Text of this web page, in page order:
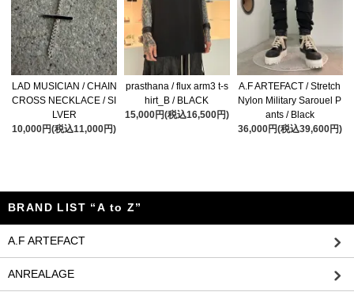
LAD MUSICIAN / CHAIN
CROSS NECKLACE / SI
LVER
10,000円(税込11,000円)
prasthana / flux arm3 t-s
hirt_B / BLACK
15,000円(税込16,500円)
A.F ARTEFACT / Stretch
Nylon Military Sarouel P
ants / Black
36,000円(税込39,600円)
BRAND LIST “A to Z”
A.F ARTEFACT
ANREALAGE